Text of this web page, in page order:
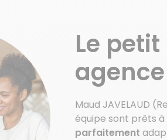
Le petit
Maud JAVELAUD
équipe sont prêts
parfaitement